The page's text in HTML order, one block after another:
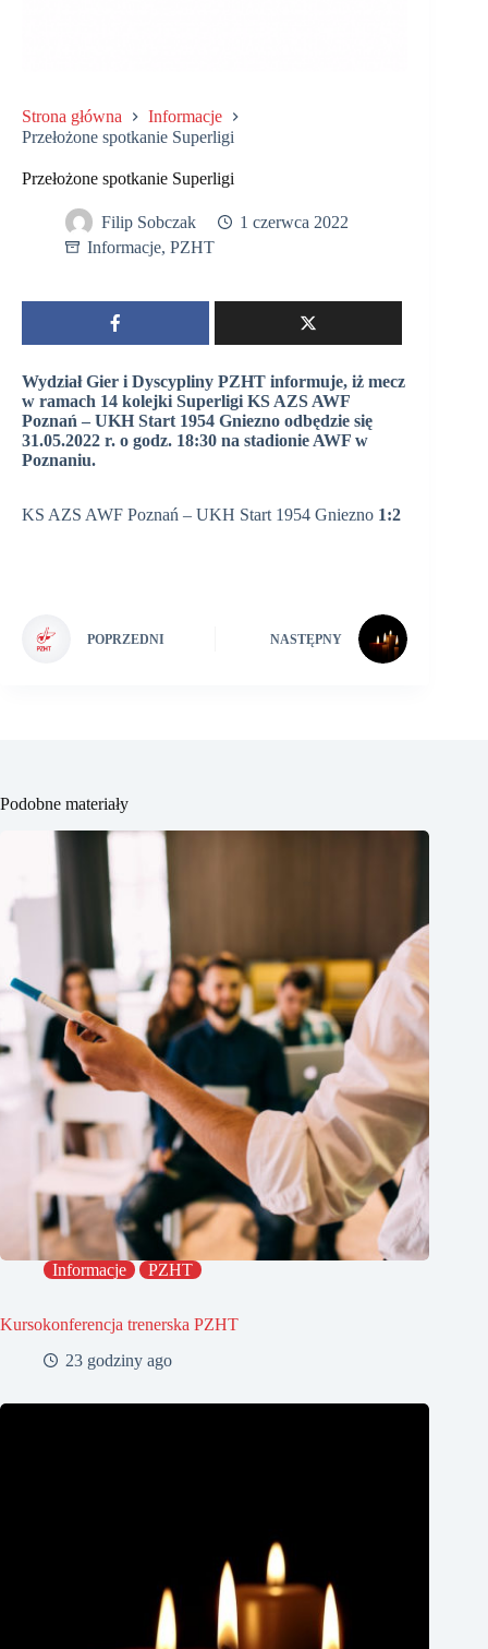
Strona główna
Informacje
Przełożone spotkanie Superligi
Przełożone spotkanie Superligi
Filip Sobczak
1 czerwca 2022
Informacje, PZHT
Wydział Gier i Dyscypliny PZHT informuje, iż mecz
w ramach 14 kolejki Superligi KS AZS AWF
Poznań – UKH Start 1954 Gniezno odbędzie się
31.05.2022 r. o godz. 18:30 na stadionie AWF w
Poznaniu.
KS AZS AWF Poznań – UKH Start 1954 Gniezno 1:2
POPRZEDNI NASTĘPNY
Podobne materiały
Informacje PZHT
Kursokonferencja trenerska PZHT
23 godziny ago